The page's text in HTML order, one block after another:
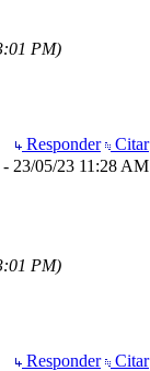
PM)
Responder
Citar
- 23/05/23 11:28 AM
PM)
Responder
Citar